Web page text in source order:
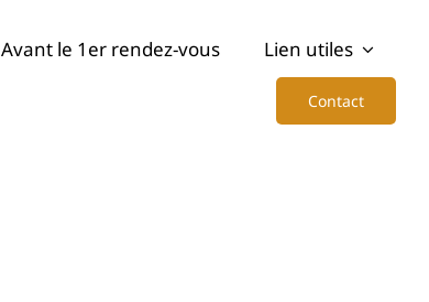
Avant le 1er rendez-vous Lien utiles
Contact